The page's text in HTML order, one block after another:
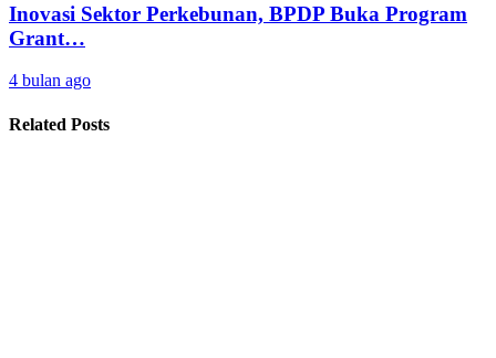
Inovasi Sektor Perkebunan, BPDP Buka Program
Grant…
4 bulan ago
Related Posts